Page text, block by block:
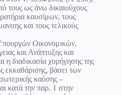
τους ως άνω δικαιούχους
καυσίμων, τους
και τους τελικούς
Οικονομικών,
και Ανάπτυξης και
η διαδικασία χορήγησης της
εκκαθάρισης, βάσει των
καύσης –
κατά την παρ. 1 στην